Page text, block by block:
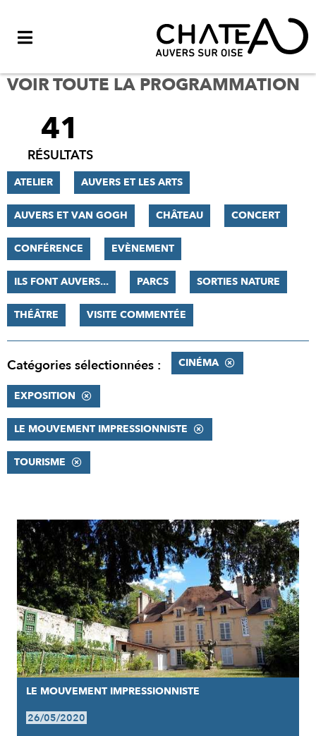
VOIR TOUTE LA PROGRAMMATION
FILTRER
RÉSULTATS
41
RÉSULTATS
ATELIER AUVERS ET LES ARTS
AUVERS ET VAN GOGH CHÂTEAU CONCERT
CONFÉRENCE EVÈNEMENT
ILS FONT AUVERS... PARCS SORTIES NATURE
THÉÂTRE VISITE COMMENTÉE
Catégories sélectionnées : CINÉMA
EXPOSITION
LE MOUVEMENT IMPRESSIONNISTE
TOURISME
RÉSULTATS
LE MOUVEMENT IMPRESSIONNISTE
26/05/2020